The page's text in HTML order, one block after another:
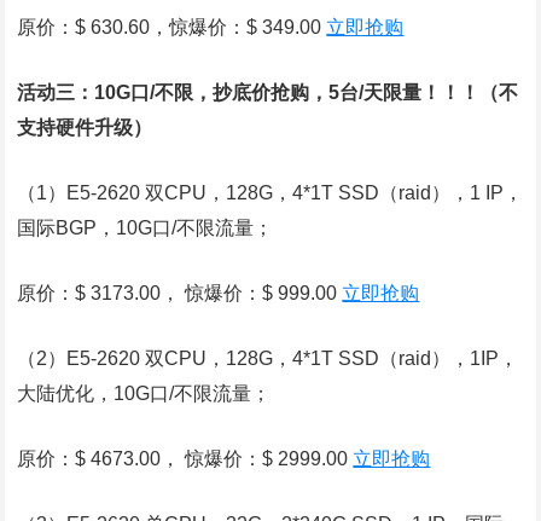
原价：$ 630.60，惊爆价：$ 349.00 立即抢购
活动三：10G口/不限，抄底价抢购，5台/天限量！！！（不
支持硬件升级）
（1）E5-2620 双CPU，128G，4*1T SSD（raid），1 IP，
国际BGP，10G口/不限流量；
原价：$ 3173.00， 惊爆价：$ 999.00 立即抢购
（2）E5-2620 双CPU，128G，4*1T SSD（raid），1IP，
大陆优化，10G口/不限流量；
原价：$ 4673.00， 惊爆价：$ 2999.00 立即抢购